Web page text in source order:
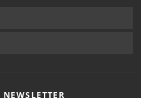
NEWSLETTER